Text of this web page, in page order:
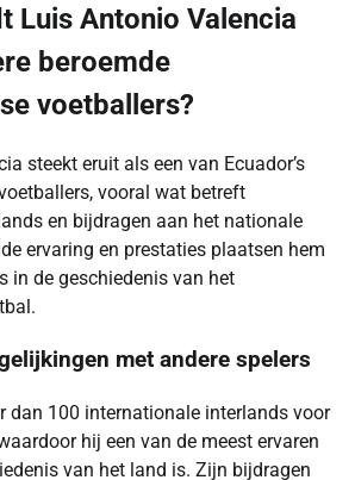
Luis Antonio Valencia
beroemde
voetballers?
steekt eruit als een van Ecuador’s
vooral wat betreft
en bijdragen aan het nationale
ervaring en prestaties plaatsen hem
in de geschiedenis van het
met andere spelers
dan 100 internationale interlands voor
hij een van de meest ervaren
van het land is. Zijn bijdragen